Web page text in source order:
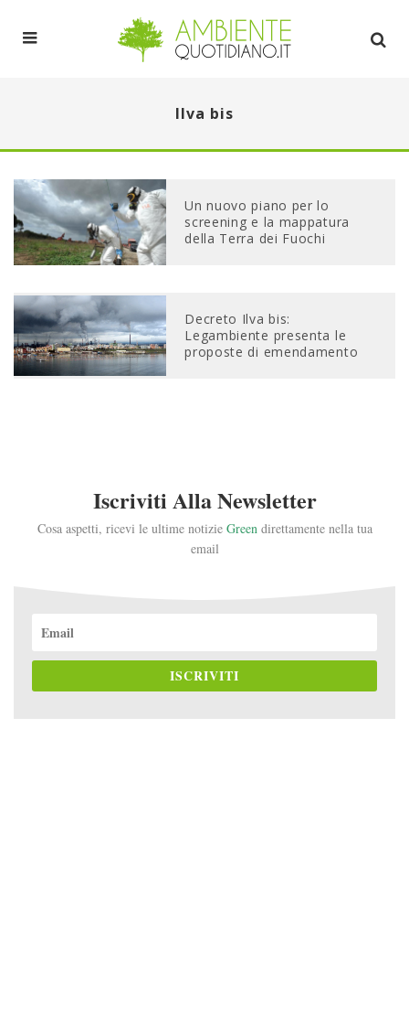
Ilva bis
Un nuovo piano per lo
screening e la mappatura
della Terra dei Fuochi
Decreto Ilva bis:
Legambiente presenta le
proposte di emendamento
Iscriviti Alla Newsletter
Cosa aspetti, ricevi le ultime notizie Greendirettamente nella tua
email
ISCRIVITI